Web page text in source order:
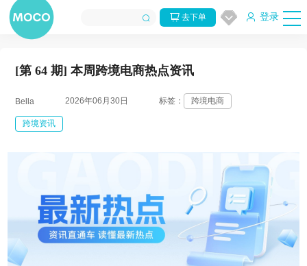
去下单 登录
[第 64 期] 本周跨境电商热点资讯
Bella 2026年06月30日 标签： 跨境电商
跨境资讯